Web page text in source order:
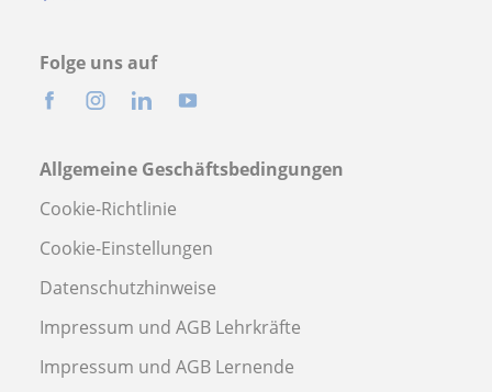
Folge uns auf
Allgemeine Geschäftsbedingungen
Cookie-Richtlinie
Cookie-Einstellungen
Datenschutzhinweise
Impressum und AGB Lehrkräfte
Impressum und AGB Lernende